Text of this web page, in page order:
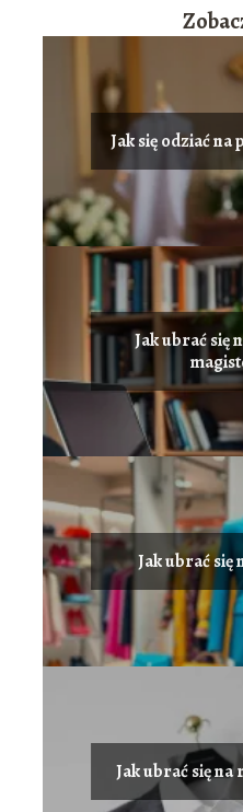
Jak się odziać na
Jak ubrać się
Jak ubrać się
Jak ubrać się na